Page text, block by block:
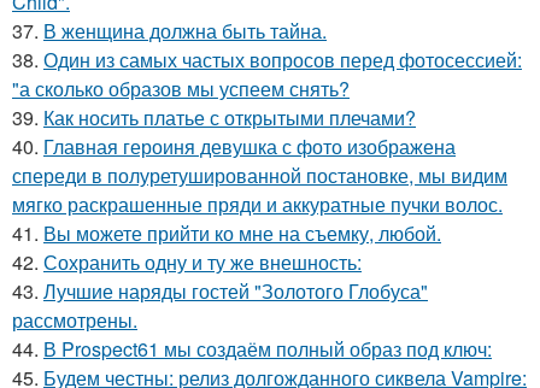
37. В женщина должна быть тайна.
38. Один из самых частых вопросов перед фотосессией:
"а сколько образов мы успеем снять?
39. Как носить платье с открытыми плечами?
40. Главная героиня девушка с фото изображена
спереди в полуретушированной постановке, мы видим
мягко раскрашенные пряди и аккуратные пучки волос.
41. Вы можете прийти ко мне на съемку, любой.
42. Сохранить одну и ту же внешность:
43. Лучшие наряды гостей "Золотого Глобуса"
рассмотрены.
44. В Prospect61 мы создаём полный образ под ключ:
45. Будем честны: релиз долгожданного сиквела Vampire: